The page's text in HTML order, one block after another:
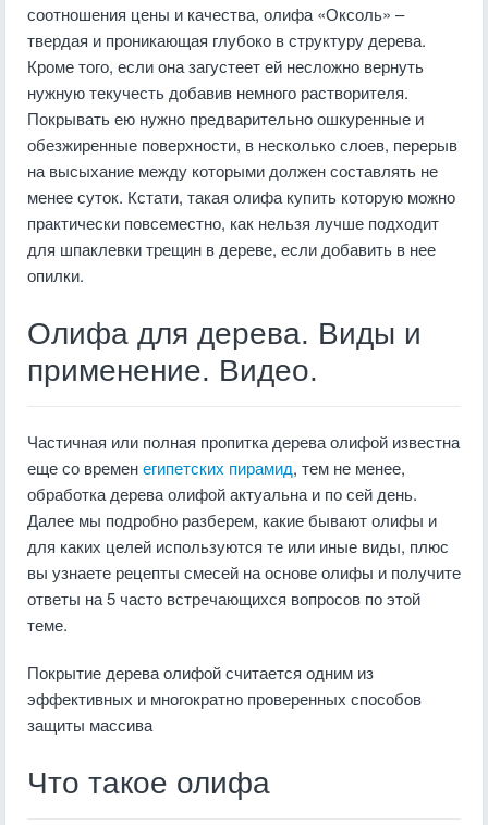
соотношения цены и качества, олифа «Оксоль» –
твердая и проникающая глубоко в структуру дерева.
Кроме того, если она загустеет ей несложно вернуть
нужную текучесть добавив немного растворителя.
Покрывать ею нужно предварительно ошкуренные и
обезжиренные поверхности, в несколько слоев, перерыв
на высыхание между которыми должен составлять не
менее суток. Кстати, такая олифа купить которую можно
практически повсеместно, как нельзя лучше подходит
для шпаклевки трещин в дереве, если добавить в нее
опилки.
Олифа для дерева. Виды и
применение. Видео.
Частичная или полная пропитка дерева олифой известна
еще со временегипетских пирамид, тем не менее,
обработка дерева олифой актуальна и по сей день.
Далее мы подробно разберем, какие бывают олифы и
для каких целей используются те или иные виды, плюс
вы узнаете рецепты смесей на основе олифы и получите
ответы на 5 часто встречающихся вопросов по этой
теме.
Покрытие дерева олифой считается одним из
эффективных и многократно проверенных способов
защиты массива
Что такое олифа